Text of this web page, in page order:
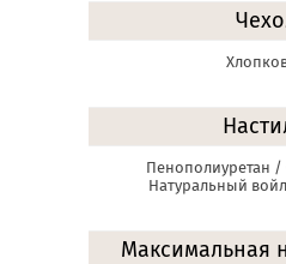
Пенополиуретан /
Натуральный
Максимальная